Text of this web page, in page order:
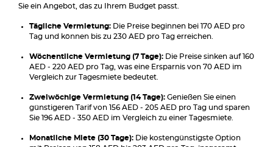
Sie ein Angebot, das zu Ihrem Budget passt.
Tägliche Vermietung: Die Preise beginnen bei 170 AED pro
Tag und können bis zu 230 AED pro Tag erreichen.
Wöchentliche Vermietung (7 Tage): Die Preise sinken auf 160
AED - 220 AED pro Tag, was eine Ersparnis von 70 AED im
Vergleich zur Tagesmiete bedeutet.
Zweiwöchige Vermietung (14 Tage): Genießen Sie einen
günstigeren Tarif von 156 AED - 205 AED pro Tag und sparen
Sie 196 AED - 350 AED im Vergleich zu einer Tagesmiete.
Monatliche Miete (30 Tage): Die kostengünstigste Option